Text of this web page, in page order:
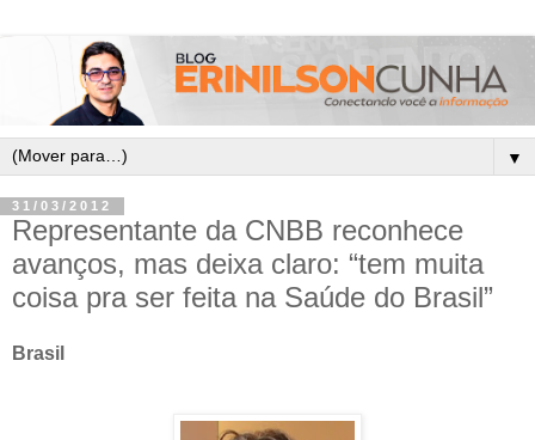
▼
31/03/2012
Representante da CNBB reconhece
avanços, mas deixa claro: “tem muita
coisa pra ser feita na Saúde do Brasil”
Brasil